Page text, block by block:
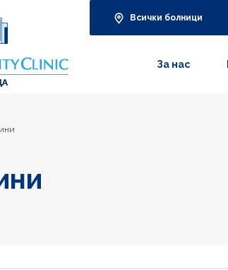
Всички болници
За нас